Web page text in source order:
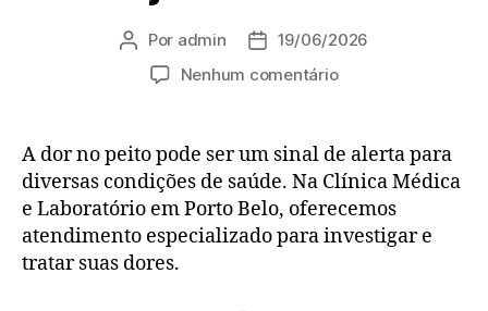
Por admin
19/06/2026
Nenhum comentário
A dor no peito pode ser um sinal de alerta para
diversas condições de saúde. Na Clínica Médica
e Laboratório em Porto Belo, oferecemos
atendimento especializado para investigar e
tratar suas dores.